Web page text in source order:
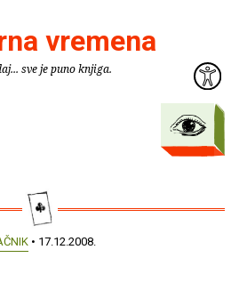
vremena
sve je puno knjiga.
• 17.12.2008.